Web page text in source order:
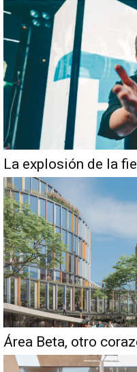
La explosión de la
Área Beta, otro